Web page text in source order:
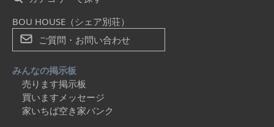
BOU HOUSE（シェア別荘）
ご質問・お問い合わせ
みんなの掲示板
売ります掲示板
買いますメッセージ
家いちば空き家バンク